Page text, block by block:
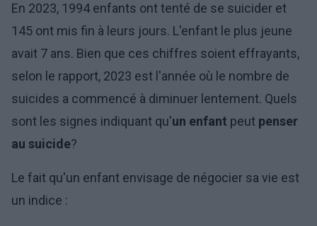
En 2023, 1994 enfants ont tenté de se suicider et
145 ont mis fin à leurs jours. L'enfant le plus jeune
avait 7 ans. Bien que ces chiffres soient effrayants,
selon le rapport, 2023 est l'année où le nombre de
suicides a commencé à diminuer lentement. Quels
sont les signes indiquant qu'un enfant peut penser
au suicide?
Le fait qu'un enfant envisage de négocier sa vie est
un indice :